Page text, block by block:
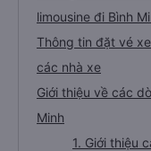
limousine đi Bình
Thông tin đặt vé
các nhà xe
Giới thiệu về các
Minh
1. Giới thiệu